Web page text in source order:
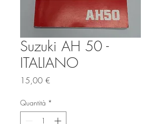
Suzuki AH 50 -
ITALIANO
15,00 €
Quantità *